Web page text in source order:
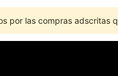
por las compras adscritas